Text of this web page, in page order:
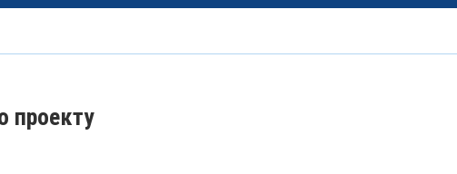
проекту